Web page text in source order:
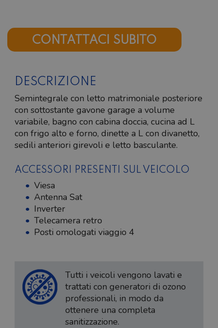
CONTATTACI SUBITO
DESCRIZIONE
Semintegrale con letto matrimoniale posteriore
con sottostante gavone garage a volume
variabile, bagno con cabina doccia, cucina ad L
con frigo alto e forno, dinette a L con divanetto,
sedili anteriori girevoli e letto basculante.
ACCESSORI PRESENTI SUL VEICOLO
Viesa
Antenna Sat
Inverter
Telecamera retro
Posti omologati viaggio 4
Tutti i veicoli vengono lavati e
trattati con generatori di ozono
professionali, in modo da
ottenere una completa
sanitizzazione.